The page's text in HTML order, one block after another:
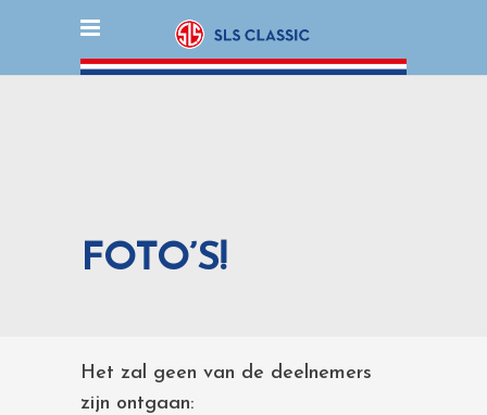
FOTO’S!
Het zal geen van de deelnemers
zijn ontgaan: